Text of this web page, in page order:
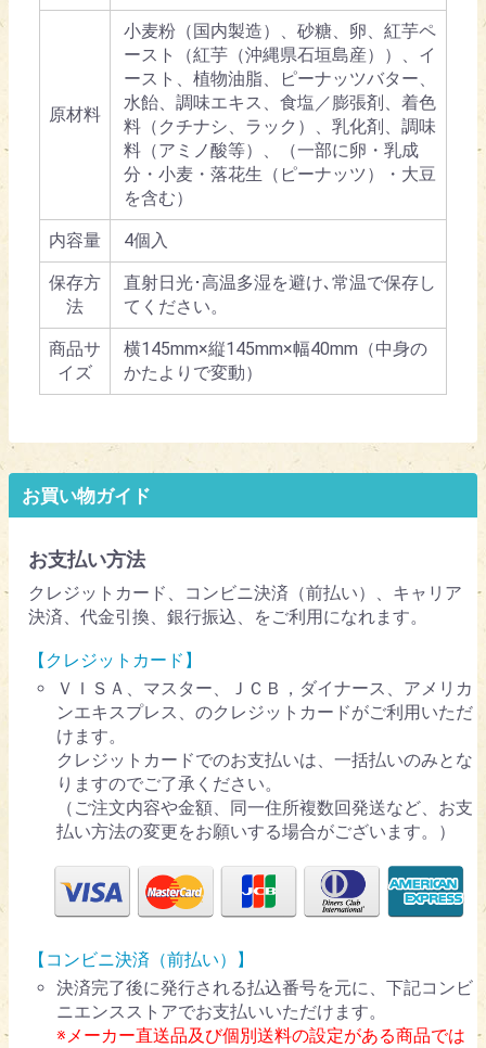
原材料
小麦粉（国内製造）、砂糖、卵、紅芋ペ
ースト（紅芋（沖縄県石垣島産））、イ
ースト、植物油脂、ピーナッツバター、
水飴、調味エキス、食塩／膨張剤、着色
料（クチナシ、ラック）、乳化剤、調味
料（アミノ酸等）、（一部に卵・乳成
分・小麦・落花生（ピーナッツ）・大豆
を含む）
内容量 4個入
保存方
法
直射日光･高温多湿を避け､常温で保存し
てください。
商品サ
イズ
横145mm×縦145mm×幅40mm（中身の
かたよりで変動）
お買い物ガイド
お支払い方法
クレジットカード、コンビニ決済（前払い）、キャリア
決済、代金引換、銀行振込、をご利用になれます。
【クレジットカード】
ＶＩＳＡ、マスター、ＪＣＢ，ダイナース、アメリカ
ンエキスプレス、のクレジットカードがご利用いただ
けます。
クレジットカードでのお支払いは、一括払いのみとな
りますのでご了承ください。
（ご注文内容や金額、同一住所複数回発送など、お支
払い方法の変更をお願いする場合がございます。）
【コンビニ決済（前払い）】
決済完了後に発行される払込番号を元に、下記コンビ
ニエンスストアでお支払いいただけます。
※メーカー直送品及び個別送料の設定がある商品では